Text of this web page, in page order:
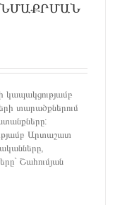
կապակցությամբ
տարածքներում
Արտաշատ
Շահումյան